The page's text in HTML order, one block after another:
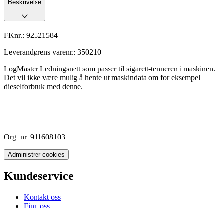
Beskrivelse
FKnr.: 92321584
Leverandørens varenr.: 350210
LogMaster Ledningsnett som passer til sigarett-tenneren i maskinen.
Det vil ikke være mulig å hente ut maskindata om for eksempel
dieselforbruk med denne.
Org. nr. 911608103
Administrer cookies
Kundeservice
Kontakt oss
Finn oss